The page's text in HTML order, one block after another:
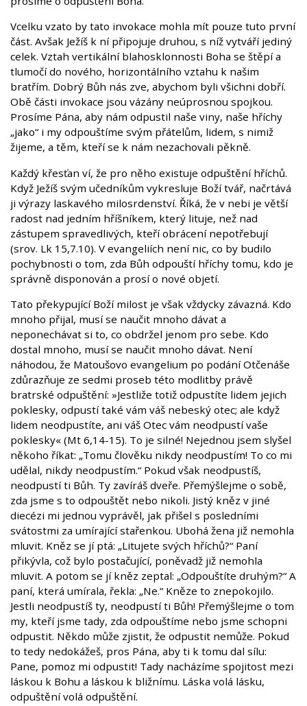
Vcelku vzato by tato invokace mohla mít pouze tuto první
část. Avšak Ježíš k ní připojuje druhou, s níž vytváří jediný
celek. Vztah vertikální blahosklonnosti Boha se štěpí a
tlumočí do nového, horizontálního vztahu k našim
bratřím. Dobrý Bůh nás zve, abychom byli všichni dobří.
Obě části invokace jsou vázány neúprosnou spojkou.
Prosíme Pána, aby nám odpustil naše viny, naše hříchy
„jako“ i my odpouštíme svým přátelům, lidem, s nimiž
žijeme, a těm, kteří se k nám nezachovali pěkně.
Každý křesťan ví, že pro něho existuje odpuštění hříchů.
Když Ježíš svým učedníkům vykresluje Boží tvář, načrtává
ji výrazy laskavého milosrdenství. Říká, že v nebi je větší
radost nad jedním hříšníkem, který lituje, než nad
zástupem spravedlivých, kteří obrácení nepotřebují
(srov. Lk 15,7.10). V evangeliích není nic, co by budilo
pochybnosti o tom, zda Bůh odpouští hříchy tomu, kdo je
správně disponován a prosí o nové objetí.
Tato překypující Boží milost je však vždycky závazná. Kdo
mnoho přijal, musí se naučit mnoho dávat a
neponechávat si to, co obdržel jenom pro sebe. Kdo
dostal mnoho, musí se naučit mnoho dávat. Není
náhodou, že Matoušovo evangelium po podání Otčenáše
zdůrazňuje ze sedmi proseb této modlitby právě
bratrské odpuštění: »Jestliže totiž odpustíte lidem jejich
poklesky, odpustí také vám váš nebeský otec; ale když
lidem neodpustíte, ani váš Otec vám neodpustí vaše
poklesky« (Mt 6,14-15). To je silné! Nejednou jsem slyšel
někoho říkat: „Tomu člověku nikdy neodpustím! To co mi
udělal, nikdy neodpustím.“ Pokud však neodpustíš,
neodpustí ti Bůh. Ty zavíráš dveře. Přemýšlejme o sobě,
zda jsme s to odpouštět nebo nikoli. Jistý kněz v jiné
diecézi mi jednou vyprávěl, jak přišel s posledními
svátostmi za umírající stařenkou. Ubohá žena již nemohla
mluvit. Kněz se jí ptá: „Litujete svých hříchů?“ Paní
přikývla, což bylo postačující, poněvadž již nemohla
mluvit. A potom se jí kněz zeptal: „Odpouštíte druhým?“ A
paní, která umírala, řekla: „Ne.“ Kněze to znepokojilo.
Jestli neodpustíš ty, neodpustí ti Bůh! Přemýšlejme o tom
my, kteří jsme tady, zda odpouštíme nebo jsme schopni
odpustit. Někdo může zjistit, že odpustit nemůže. Pokud
to tedy nedokážeš, pros Pána, aby ti k tomu dal sílu:
Pane, pomoz mi odpustit! Tady nacházíme spojitost mezi
láskou k Bohu a láskou k bližnímu. Láska volá lásku,
odpuštění volá odpuštění.